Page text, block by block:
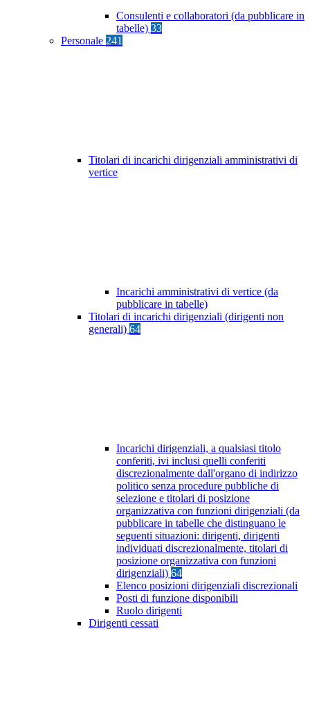
Consulenti e collaboratori (da pubblicare in
tabelle) 33
Personale 241
Titolari di incarichi dirigenziali amministrativi di
vertice
Incarichi amministrativi di vertice (da
pubblicare in tabelle)
Titolari di incarichi dirigenziali (dirigenti non
generali) 64
Incarichi dirigenziali, a qualsiasi titolo
conferiti, ivi inclusi quelli conferiti
discrezionalmente dall'organo di indirizzo
politico senza procedure pubbliche di
selezione e titolari di posizione
organizzativa con funzioni dirigenziali (da
pubblicare in tabelle che distinguano le
seguenti situazioni: dirigenti, dirigenti
individuati discrezionalmente, titolari di
posizione organizzativa con funzioni
dirigenziali) 64
Elenco posizioni dirigenziali discrezionali
Posti di funzione disponibili
Ruolo dirigenti
Dirigenti cessati